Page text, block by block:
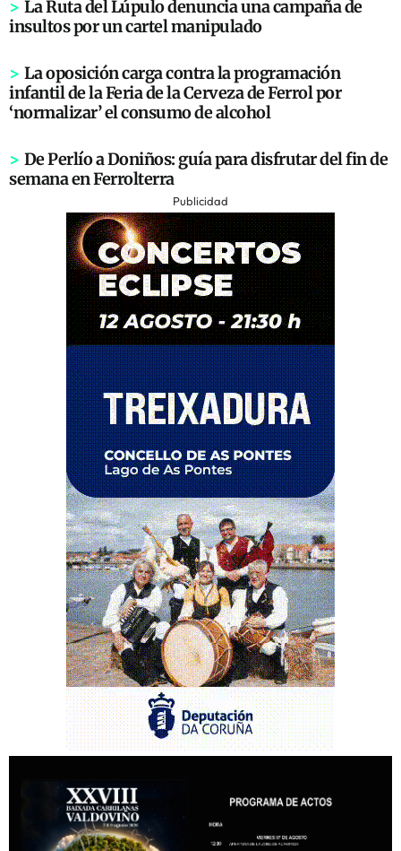
> La Ruta del Lúpulo denuncia una campaña de
insultos por un cartel manipulado
> La oposición carga contra la programación
infantil de la Feria de la Cerveza de Ferrol por
‘normalizar’ el consumo de alcohol
> De Perlío a Doniños: guía para disfrutar del fin de
semana en Ferrolterra
Publicidad